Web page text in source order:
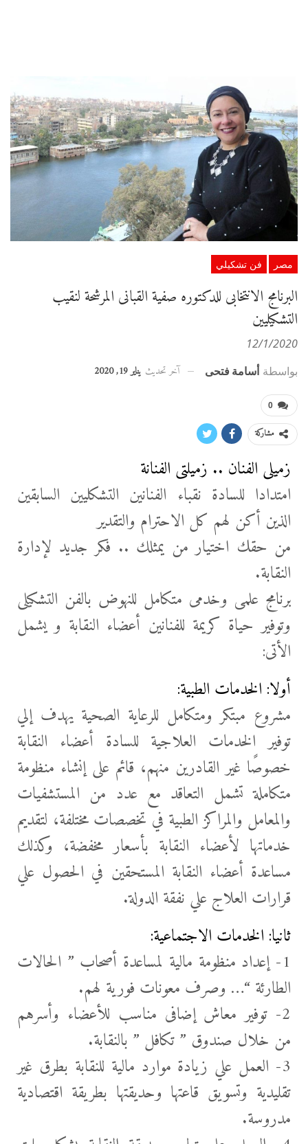
مصر فن تشكيلي
البرنامج الانتخابى للدكتوره صفية القبانى المرشحة لنقيب
التشكيليين
12/1/2020
بواسطة أسامة فتحى آخر تحديث يناير 19, 2020
0
مشاركة
زميلى الفنان .. زميلتى الفنانة
امتدادا للسادة نقباء الفنانين التشكليين السابقين
الذين أكن لهم كل الاحترام والتقدير
من حقك اختيار من يمثلك .. فكر جديد لإدارة
النقابة.
برنامج علمى وخدمى متكامل للنهوض بالفن التشكيلى
وتوفير حياة كريمة للفنانين أعضاء النقابة و يشمل
الأتى:
أولا: الخدمات الطبية:
مشروع مبتكر ومتكامل للرعاية الصحية يهدف إلي
توفير الخدمات العلاجية للسادة أعضاء النقابة
خصوصًا غير القادرين منهم، قائم على إنشاء منظومة
متكاملة تشمل التعاقد مع عدد من المستشفيات
والمعامل والمراكز الطبية في تخصصات مختلفة، لتقديم
خدماتها لأعضاء النقابة بأسعار مخفضة، وكذلك
مساعدة أعضاء النقابة المستحقين في الحصول علي
قرارات العلاج علي نفقة الدولة.
ثانيا: الخدمات الاجتماعية:
1- إعداد منظومة مالية لمساعدة أصحاب ” الحالات
الطارئة “… وصرف معونات فورية لهم.
2- توفير معاش إضافى مناسب للأعضاء وأسرهم
من خلال صندوق ” تكافل ” بالنقابة.
3- العمل علي زيادة موارد مالية للنقابة بطرق غير
تقليدية وتسويق قاعتها وحديقتها بطريقة اقتصادية
مدروسة.